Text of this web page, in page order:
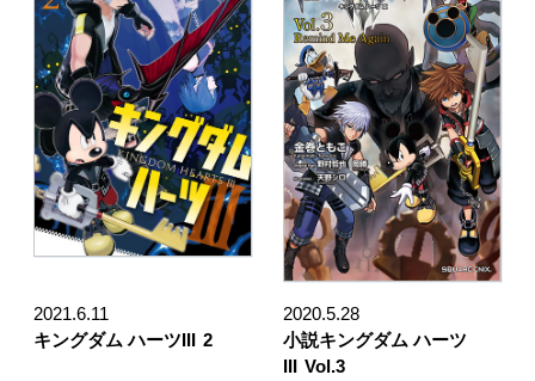
2021.6.11
キングダム ハーツIII 2
2020.5.28
小説キングダム ハーツ
III Vol.3